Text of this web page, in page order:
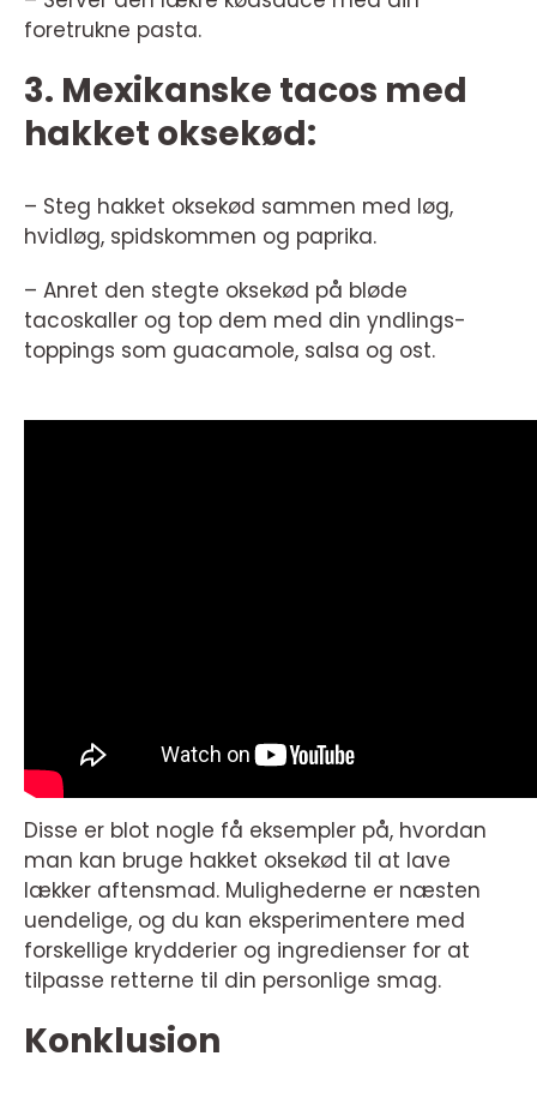
foretrukne pasta.
3. Mexikanske tacos med
hakket oksekød:
– Steg hakket oksekød sammen med løg,
hvidløg, spidskommen og paprika.
– Anret den stegte oksekød på bløde
tacoskaller og top dem med din yndlings-
toppings som guacamole, salsa og ost.
Disse er blot nogle få eksempler på, hvordan
man kan bruge hakket oksekød til at lave
lækker aftensmad. Mulighederne er næsten
uendelige, og du kan eksperimentere med
forskellige krydderier og ingredienser for at
tilpasse retterne til din personlige smag.
Konklusion